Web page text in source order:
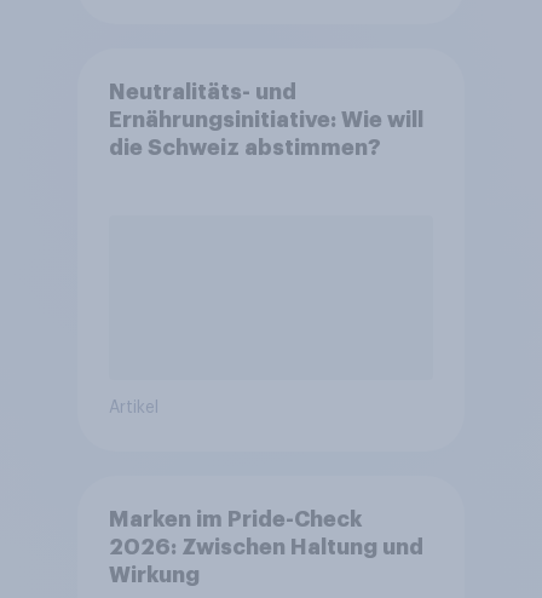
Neutralitäts- und
Ernährungsinitiative: Wie will
die Schweiz abstimmen?
Artikel
Marken im Pride-Check
2026: Zwischen Haltung und
Wirkung